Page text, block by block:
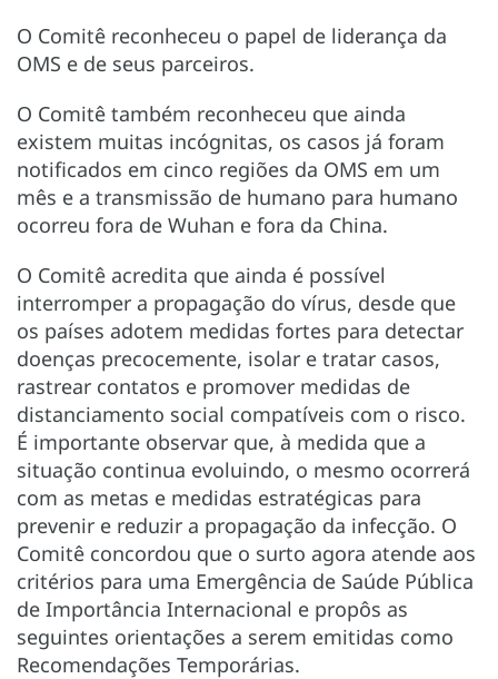
O Comitê reconheceu o papel de liderança da
OMS e de seus parceiros.
O Comitê também reconheceu que ainda
existem muitas incógnitas, os casos já foram
notificados em cinco regiões da OMS em um
mês e a transmissão de humano para humano
ocorreu fora de Wuhan e fora da China.
O Comitê acredita que ainda é possível
interromper a propagação do vírus, desde que
os países adotem medidas fortes para detectar
doenças precocemente, isolar e tratar casos,
rastrear contatos e promover medidas de
distanciamento social compatíveis com o risco.
É importante observar que, à medida que a
situação continua evoluindo, o mesmo ocorrerá
com as metas e medidas estratégicas para
prevenir e reduzir a propagação da infecção. O
Comitê concordou que o surto agora atende aos
critérios para uma Emergência de Saúde Pública
de Importância Internacional e propôs as
seguintes orientações a serem emitidas como
Recomendações Temporárias.